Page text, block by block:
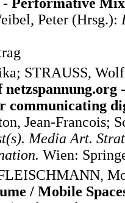
Peter (Hrsg.):
STRAUSS,
communicating
Jean-Francois;
Media Art.
Wien:
/ Mobile